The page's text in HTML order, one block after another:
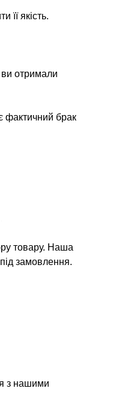
її якість.
ви отримали
фактичний брак
товару. Наша
замовлення.
з нашими